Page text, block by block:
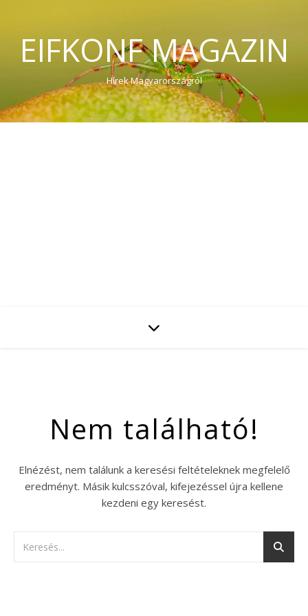
EIFKONF MAGAZIN
Hírek Magyarországról
Nem található!
Elnézést, nem találunk a keresési feltételeknek megfelelő
eredményt. Másik kulcsszóval, kifejezéssel újra kellene
kezdeni egy keresést.